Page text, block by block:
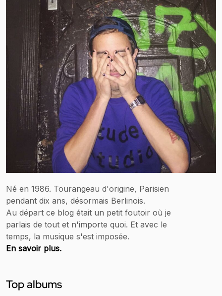
Né en 1986. Tourangeau d'origine, Parisien
pendant dix ans, désormais Berlinois.
Au départ ce blog était un petit foutoir où je
parlais de tout et n'importe quoi. Et avec le
temps, la musique s'est imposée.
En savoir plus.
Top albums